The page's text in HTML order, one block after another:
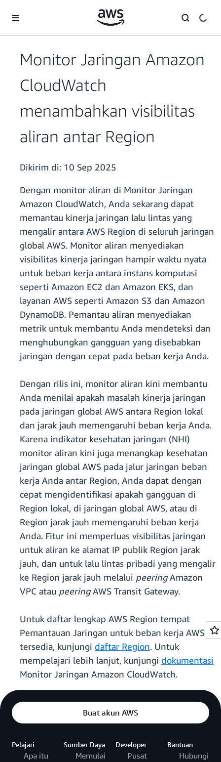
Monitor Jaringan Amazon
CloudWatch
menambahkan visibilitas
aliran antar Region
Dikirim di: 10 Sep 2025
Dengan monitor aliran di Monitor Jaringan
Amazon CloudWatch, Anda sekarang dapat
memantau kinerja jaringan lalu lintas yang
mengalir antara AWS Region di seluruh jaringan
global AWS. Monitor aliran menyediakan
visibilitas kinerja jaringan hampir waktu nyata
untuk beban kerja antara instans komputasi
seperti Amazon EC2 dan Amazon EKS, dan
layanan AWS seperti Amazon S3 dan Amazon
DynamoDB. Pemantau aliran menyediakan
metrik untuk membantu Anda mendeteksi dan
menghubungkan gangguan yang disebabkan
jaringan dengan cepat pada beban kerja Anda.
Dengan rilis ini, monitor aliran kini membantu
Anda menilai apakah masalah kinerja jaringan
pada jaringan global AWS antara Region lokal
dan jarak jauh memengaruhi beban kerja Anda.
Karena indikator kesehatan jaringan (NHI)
monitor aliran kini juga menangkap kesehatan
jaringan global AWS pada jalur jaringan beban
kerja Anda antar Region, Anda dapat dengan
cepat mengidentifikasi apakah gangguan di
Region lokal, di jaringan global AWS, atau di
Region jarak jauh memengaruhi beban kerja
Anda. Fitur ini memperluas visibilitas jaringan
untuk aliran ke alamat IP publik Region jarak
jauh, dan untuk lalu lintas pribadi yang mengalir
ke Region jarak jauh melalui peeringAmazon
VPC atau peeringAWS Transit Gateway.
Untuk daftar lengkap AWS Region tempat
Pemantauan Jaringan untuk beban kerja AWS
tersedia, kunjungi daftar Region. Untuk
mempelajari lebih lanjut, kunjungi dokumentasi
Monitor Jaringan Amazon CloudWatch.
Buat akun AWS
Pelajari
Apa itu
Sumber Daya
Memulai
Developer
Pusat
Bantuan
Hubungi